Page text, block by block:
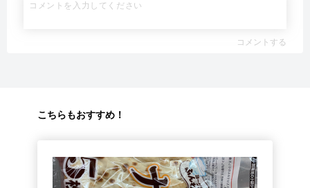
コメントする
こちらもおすすめ！